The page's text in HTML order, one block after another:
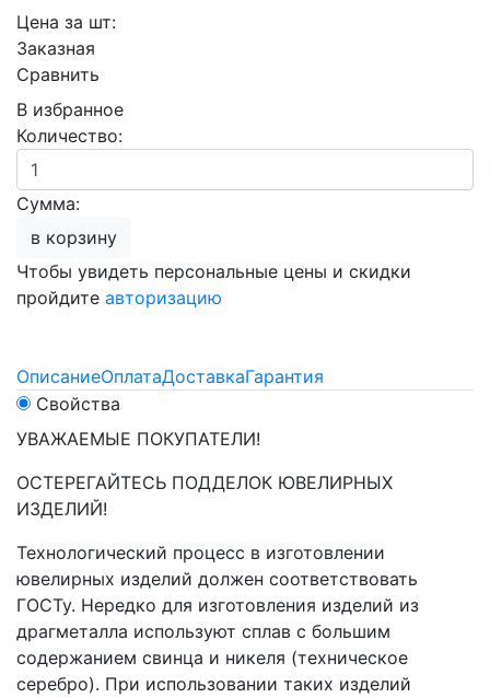
Цена за шт:
Заказная
Сравнить
В избранное
Количество:
Сумма:
в корзину
Чтобы увидеть персональные цены и скидки
пройдите авторизацию
ОписаниеОплатаДоставкаГарантия
Свойства
УВАЖАЕМЫЕ ПОКУПАТЕЛИ!
ОСТЕРЕГАЙТЕСЬ ПОДДЕЛОК ЮВЕЛИРНЫХ
ИЗДЕЛИЙ!
Технологический процесс в изготовлении
ювелирных изделий должен соответствовать
ГОСТу. Нередко для изготовления изделий из
драгметалла используют сплав с большим
содержанием свинца и никеля (техническое
серебро). При использовании таких изделий